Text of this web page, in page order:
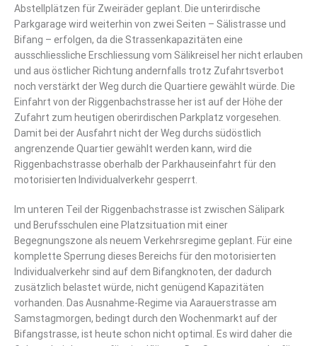
Abstellplätzen für Zweiräder geplant. Die unterirdische
Parkgarage wird weiterhin von zwei Seiten – Sälistrasse und
Bifang – erfolgen, da die Strassenkapazitäten eine
ausschliessliche Erschliessung vom Sälikreisel her nicht erlauben
und aus östlicher Richtung andernfalls trotz Zufahrtsverbot
noch verstärkt der Weg durch die Quartiere gewählt würde. Die
Einfahrt von der Riggenbachstrasse her ist auf der Höhe der
Zufahrt zum heutigen oberirdischen Parkplatz vorgesehen.
Damit bei der Ausfahrt nicht der Weg durchs südöstlich
angrenzende Quartier gewählt werden kann, wird die
Riggenbachstrasse oberhalb der Parkhauseinfahrt für den
motorisierten Individualverkehr gesperrt.
Im unteren Teil der Riggenbachstrasse ist zwischen Sälipark
und Berufsschulen eine Platzsituation mit einer
Begegnungszone als neuem Verkehrsregime geplant. Für eine
komplette Sperrung dieses Bereichs für den motorisierten
Individualverkehr sind auf dem Bifangknoten, der dadurch
zusätzlich belastet würde, nicht genügend Kapazitäten
vorhanden. Das Ausnahme-Regime via Aarauerstrasse am
Samstagmorgen, bedingt durch den Wochenmarkt auf der
Bifangstrasse, ist heute schon nicht optimal. Es wird daher die